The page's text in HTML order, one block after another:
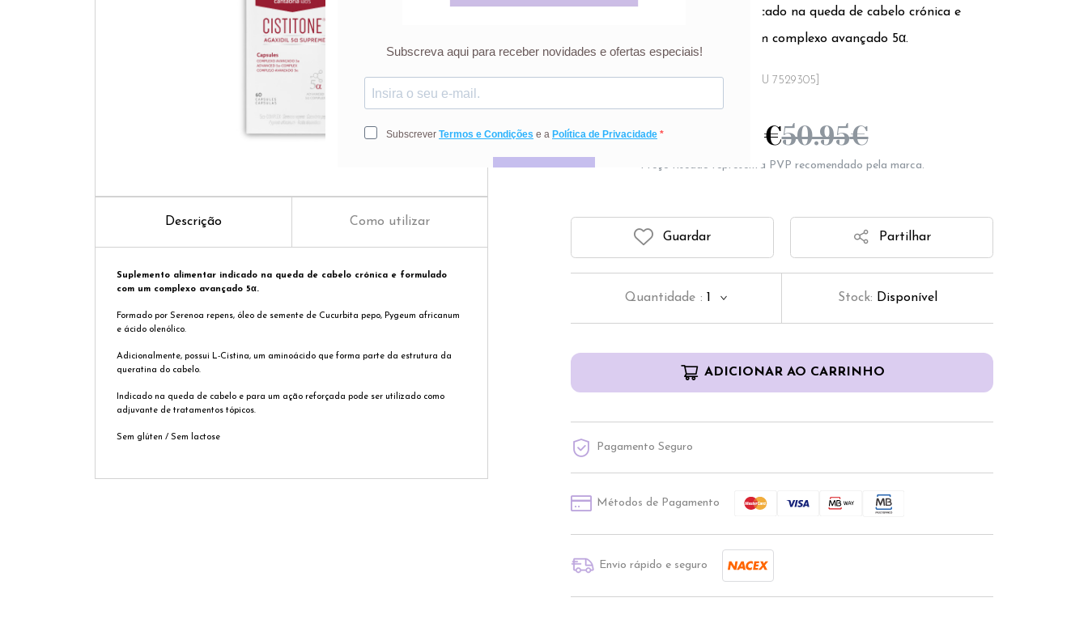
Descrição Como utilizar
Suplemento alimentar indicado na queda de cabelo crónica e formulado
com um complexo avançado 5α.
Formado por Serenoa repens, óleo de semente de Cucurbita pepo, Pygeum africanum
e ácido olenólico.
Adicionalmente, possui L-Cistina, um aminoácido que forma parte da estrutura da
queratina do cabelo.
Indicado na queda de cabelo e para um ação reforçada pode ser utilizado como
adjuvante de tratamentos tópicos.
Sem glúten / Sem lactose
Suplemento alimentar indicado na queda de cabelo crónica e
formulado com um complexo avançado 5α.
[SKU 7529305]
€50.95€
Preço riscado representa PVP recomendado pela marca.
Guardar Partilhar
Quantidade : 1 Stock: Disponível
ADICIONAR AO CARRINHO
Pagamento Seguro
Métodos de Pagamento
Envio rápido e seguro